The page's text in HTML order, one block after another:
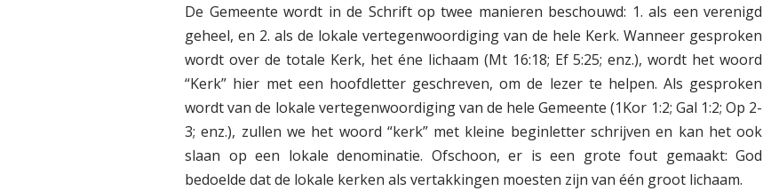
De Gemeente wordt in de Schrift op twee manieren beschouwd: 1. als een verenigd
geheel, en 2. als de lokale vertegenwoordiging van de hele Kerk. Wanneer gesproken
wordt over de totale Kerk, het éne lichaam (Mt 16:18; Ef 5:25; enz.), wordt het woord
“Kerk” hier met een hoofdletter geschreven, om de lezer te helpen. Als gesproken
wordt van de lokale vertegenwoordiging van de hele Gemeente (1Kor 1:2; Gal 1:2; Op 2-
3; enz.), zullen we het woord “kerk” met kleine beginletter schrijven en kan het ook
slaan op een lokale denominatie. Ofschoon, er is een grote fout gemaakt: God
bedoelde dat de lokale kerken als vertakkingen moesten zijn van één groot lichaam.